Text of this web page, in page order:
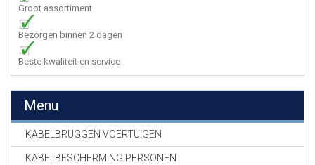
Groot assortiment
Bezorgen binnen 2 dagen
Beste kwaliteit en service
Menu
KABELBRUGGEN VOERTUIGEN
KABELBESCHERMING PERSONEN